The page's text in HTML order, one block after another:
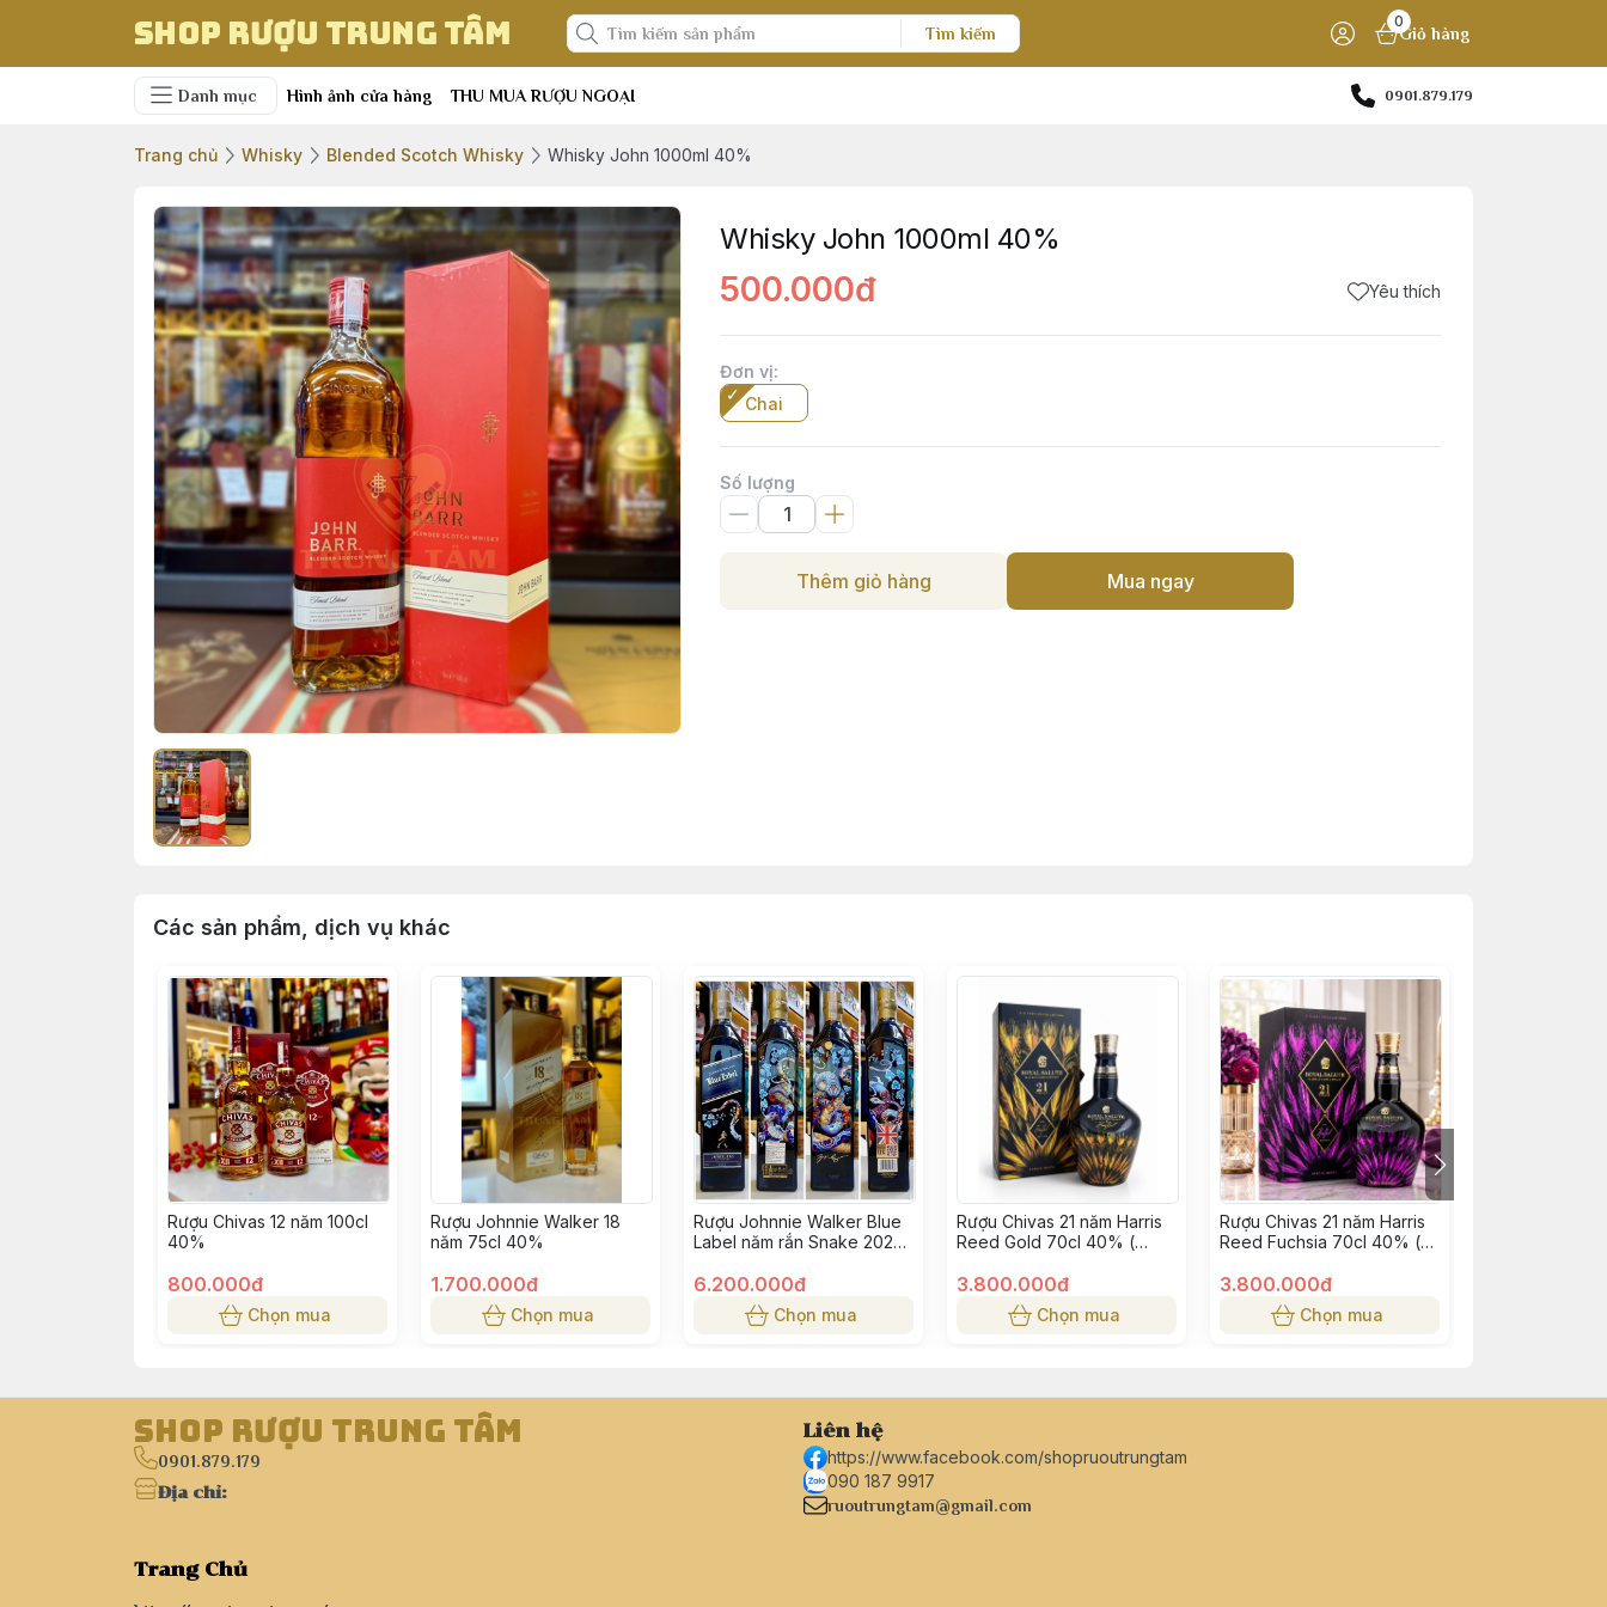
Shop Rượu Trung Tâm Tìm kiếm
0
Giỏ hàng
Danh mục Hình ảnh cửa hàng THU MUA RƯỢU NGOẠI 0901.879.179
Trang chủ Whisky Blended Scotch Whisky Whisky John 1000ml 40%
Whisky John 1000ml 40%
500.000đ Yêu thích
Đơn vị:
Chai
Số lượng
Thêm giỏ hàng Mua ngay
Các sản phẩm, dịch vụ khác
Rượu Chivas 12 năm 100cl
40%
800.000đ
Chọn mua
Rượu Johnnie Walker 18
năm 75cl 40%
1.700.000đ
Chọn mua
Rượu Johnnie Walker Blue
Label năm rắn Snake 2025
6.200.000đ
Chọn mua
Rượu Chivas 21 năm Harris
Reed Gold 70cl 40% (
3.800.000đ
Chọn mua
Rượu Chivas 21 năm Harris
Reed Fuchsia 70cl 40% (
3.800.000đ
Chọn mua
Shop Rượu Trung Tâm
0901.879.179
Địa chỉ:
Liên hệ
https://www.facebook.com/shopruoutrungtam
090 187 9917
ruoutrungtam@gmail.com
Trang Chủ